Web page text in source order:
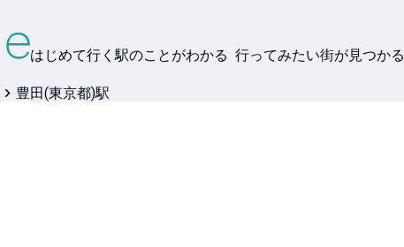
はじめて行く駅のことがわかる 行ってみたい街が見つかる
豊田(東京都)駅